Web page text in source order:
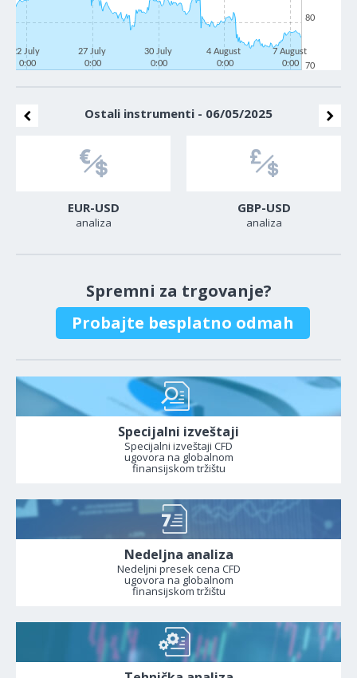
22 July
0:00
27 July
0:00
30 July
0:00
4 August
0:00
7 August
0:00
70
80
Ostali instrumenti - 06/05/2025
EUR-USD
analiza
GBP-USD
analiza
Spremni za trgovanje?
Probajte besplatno odmah
Specijalni izveštaji
Specijalni izveštaji CFD
ugovora na globalnom
finansijskom tržištu
Nedeljna analiza
Nedeljni presek cena CFD
ugovora na globalnom
finansijskom tržištu